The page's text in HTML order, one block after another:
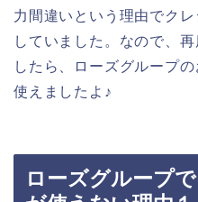
力間違いという理由でク
していました。なので、
したら、ローズグループ
使えましたよ♪
ローズグループ